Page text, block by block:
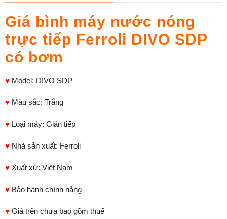
Giá bình máy nước nóng
trực tiếp Ferroli DIVO SDP
có bơm
♥ Model: DIVO SDP
♥ Màu sắc: Trắng
♥ Loại máy: Gián tiếp
♥ Nhà sản xuất: Ferroli
♥ Xuất xứ: Việt Nam
♥ Bảo hành chính hảng
♥ Giá trên chưa bao gồm thuế